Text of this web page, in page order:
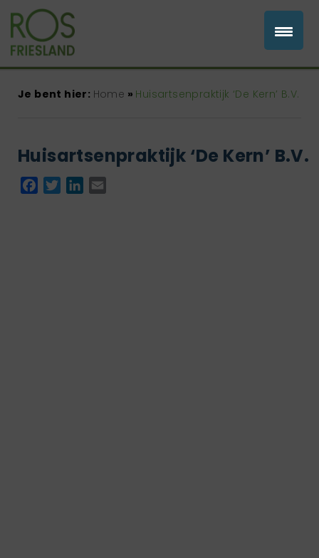
Je bent hier: Home » Huisartsenpraktijk ‘De Kern’ B.V.
Huisartsenpraktijk ‘De Kern’ B.V.
Facebook
TwitterLinkedIn